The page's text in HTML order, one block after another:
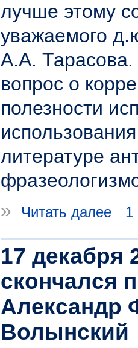
лучше этому
уважаемого
А.А. Тарасова.
вопрос о
полезности
литературе
»
Читать далее 1
17 декабря
скончался
Александр
Волынский